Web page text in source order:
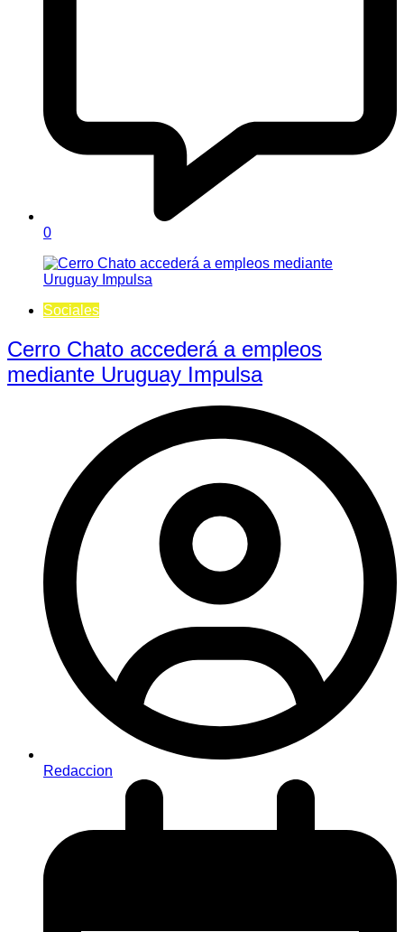
0
Sociales
Cerro Chato accederá a empleos
mediante Uruguay Impulsa
Redaccion